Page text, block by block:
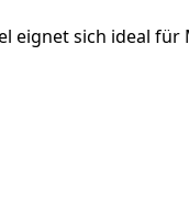
eignet sich ideal für